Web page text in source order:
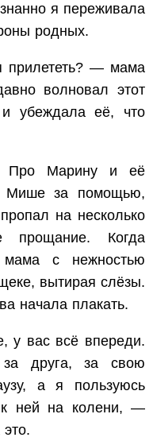
я переживала
родных.
прилететь? — мама
волновал этот
убеждала её, что
Про Марину и её
Мише за помощью,
на несколько
Когда
мама с нежностью
вытирая слёзы.
начала плакать.
вас всё впереди.
друга, за свою
а я пользуюсь
к ней на колени, —